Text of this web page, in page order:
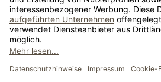
Tische
Sie schauen sich gerade an: Tonder